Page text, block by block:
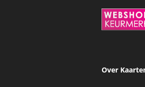
Over